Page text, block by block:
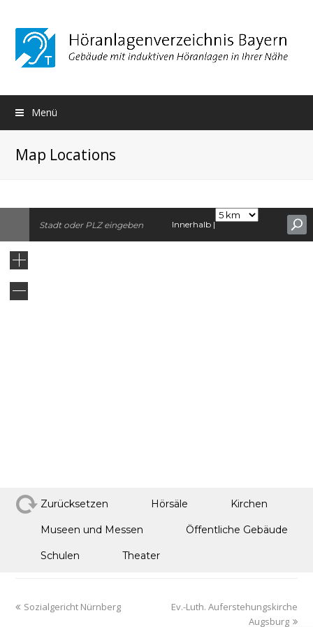
Menü
Map Locations
Innerhalb |
Zurücksetzen Hörsäle Kirchen
Museen und Messen Öffentliche Gebäude
Schulen Theater
Sozialgericht Nürnberg
Ev.-Luth. Auferstehungskirche
Augsburg